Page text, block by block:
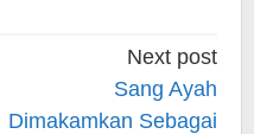
Next post
Sang Ayah
Dimakamkan Sebagai